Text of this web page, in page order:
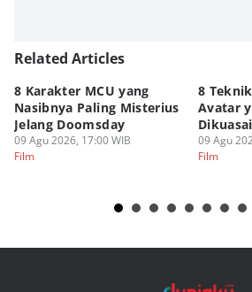
Related Articles
8 Karakter MCU yang
Nasibnya Paling Misterius
Jelang Doomsday
09 Agu 2026, 17:00 WIB
Film
8
Avatar
09 Agu
Film